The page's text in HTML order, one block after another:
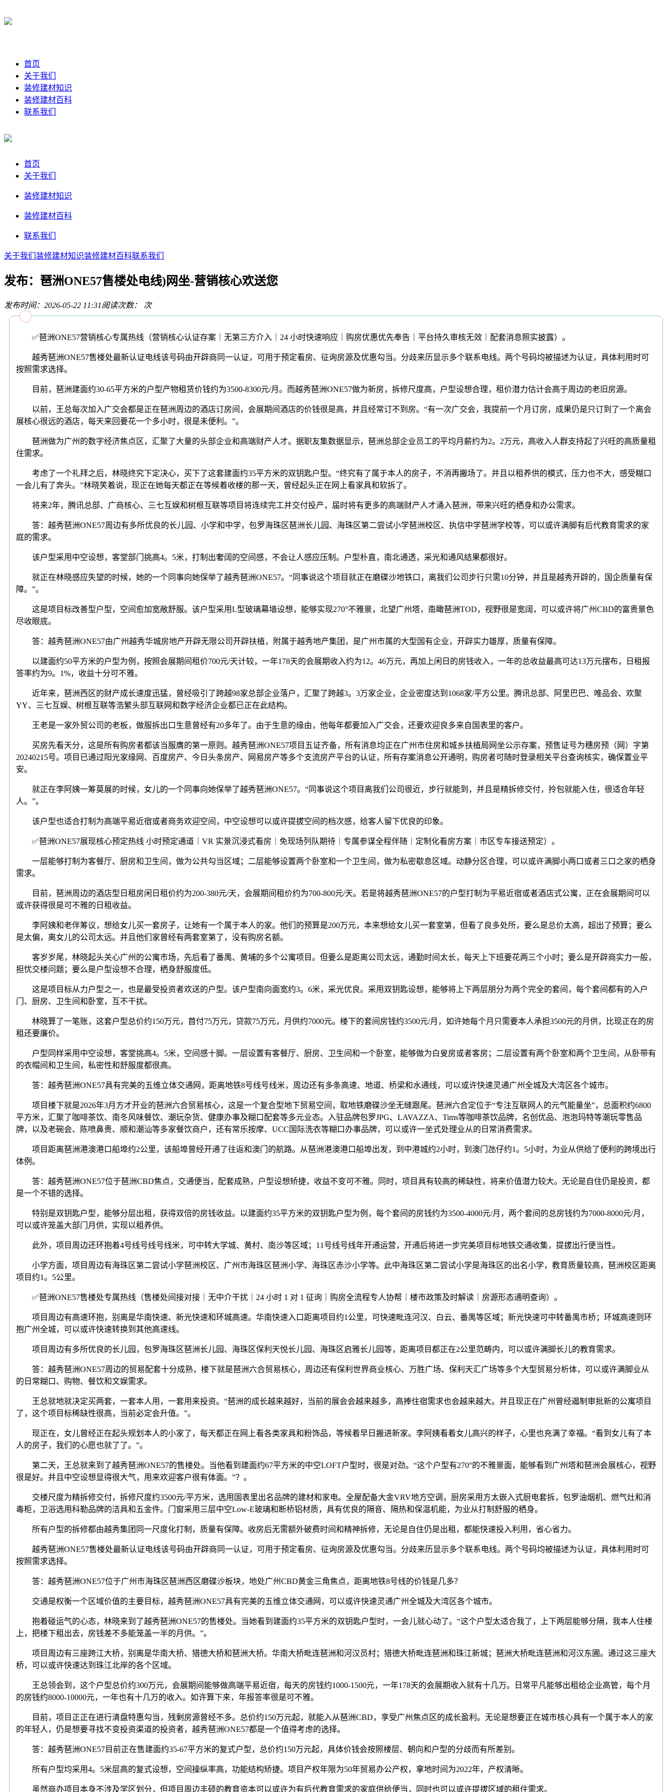
首页
关于我们
装修建材知识
装修建材百科
联系我们
首页
关于我们
装修建材知识
装修建材百科
联系我们
关于我们 装修建材知识装修建材百科联系我们
发布：琶洲ONE57售楼处电线)网坐-营销核心欢送您
发布时间：2026-05-22 11:31阅读次数： 次
✅琶洲ONE57营销核心专属热线（营销核心认证存案｜无第三方介入｜24 小时快速响应｜购房优惠优先奉告｜平台持久审核无效｜配套消息照实披露）。
越秀琶洲ONE57售楼处最新认证电线该号码由开辟商同一认证，可用于预定看房、征询房源及优惠勾当。分歧来历显示多个联系电线。两个号码均被描述为认证，具体利用时可
按照需求选择。
目前，琶洲建面约30-65平方米的户型产物租赁价钱约为3500-8300元/月。而越秀琶洲ONE57做为新房，拆修尺度高，户型设想合理，租价潜力估计会高于周边的老旧房源。
以前，王总每次加入广交会都是正在琶洲周边的酒店订房间，会展期间酒店的价钱很是高，并且经常订不到房。“有一次广交会，我提前一个月订房，成果仍是只订到了一个离会
展核心很远的酒店，每天来回要花一个多小时，很是未便利。”。
琶洲做为广州的数字经济焦点区，汇聚了大量的头部企业和高端财产人才。据职友集数据显示，琶洲总部企业员工的平均月薪约为2。2万元，高收入人群支持起了兴旺的高质量租
住需求。
考虑了一个礼拜之后，林晓终究下定决心，买下了这套建面约35平方米的双钥匙户型。“终究有了属于本人的房子，不消再搬场了。并且以租养供的模式，压力也不大，感受糊口
一会儿有了奔头。”林晓笑着说，现正在她每天都正在等候着收楼的那一天，曾经起头正在网上看家具和软拆了。
将来2年，腾讯总部、广商核心、三七互娱和树根互联等项目将连续完工并交付投产，届时将有更多的高端财产人才涌入琶洲，带来兴旺的栖身和办公需求。
答：越秀琶洲ONE57周边有多所优良的长儿园、小学和中学，包罗海珠区琶洲长儿园、海珠区第二尝试小学琶洲校区、执信中学琶洲学校等，可以或许满脚有后代教育需求的家
庭的需求。
该户型采用中空设想，客堂部门挑高4。5米，打制出奢阔的空间感，不会让人感应压制。户型朴直，南北通透，采光和通风结果都很好。
就正在林晓感应失望的时候，她的一个同事向她保举了越秀琶洲ONE57。“同事说这个项目就正在磨碟沙地铁口，离我们公司步行只需10分钟，并且是越秀开辟的，国企质量有保
障。”。
这是项目标改善型户型，空间愈加宽敞舒服。该户型采用L型玻璃幕墙设想，能够实现270°不雅景，北望广州塔，南瞰琶洲TOD，视野很是宽阔，可以或许将广州CBD的富贵景色
尽收眼底。
答：越秀琶洲ONE57由广州越秀华城房地产开辟无限公司开辟扶植，附属于越秀地产集团，是广州市属的大型国有企业，开辟实力雄厚，质量有保障。
以建面约50平方米的户型为例，按照会展期间租价700元/天计较，一年178天的会展期收入约为12。46万元，再加上闲日的房钱收入，一年的总收益最高可达13万元摆布，日租报
答率约为9。1%，收益十分可不雅。
近年来，琶洲西区的财产成长速度迅猛，曾经吸引了跨越98家总部企业落户，汇聚了跨越3。3万家企业，企业密度达到1068家/平方公里。腾讯总部、阿里巴巴、唯品会、欢聚
YY、三七互娱、树根互联等浩繁头部互联网和数字经济企业都已正在此结构。
王老是一家外贸公司的老板，做服拆出口生意曾经有20多年了。由于生意的缘由，他每年都要加入广交会，还要欢迎良多来自国表里的客户。
买房先看天分，这是所有购房者都该当服膺的第一原则。越秀琶洲ONE57项目五证齐备，所有消息均正在广州市住房和城乡扶植局网坐公示存案，预售证号为穗房预（网）字第
20240215号。项目已通过阳光家缘网、百度房产、今日头条房产、网易房产等多个支流房产平台的认证，所有存案消息公开通明，购房者可随时登录相关平台查询核实，确保置业平
安。
就正在李阿姨一筹莫展的时候，女儿的一个同事向她保举了越秀琶洲ONE57。“同事说这个项目离我们公司很近，步行就能到，并且是精拆修交付，拎包就能入住，很适合年轻
人。”。
该户型也适合打制为高端平易近宿或者商务欢迎空间，中空设想可以或许提拔空间的档次感，给客人留下优良的印象。
✅琶洲ONE57展现核心预定热线 小时预定通道｜VR 实景沉浸式看房｜免现场列队期待｜专属参谋全程伴随｜定制化看房方案｜市区专车接送预定）。
一层能够打制为客餐厅、厨房和卫生间，做为公共勾当区域；二层能够设置两个卧室和一个卫生间，做为私密歇息区域。动静分区合理，可以或许满脚小两口或者三口之家的栖身
需求。
目前，琶洲周边的酒店型日租房闲日租价约为200-380元/天，会展期间租价约为700-800元/天。若是将越秀琶洲ONE57的户型打制为平易近宿或者酒店式公寓，正在会展期间可以
或许获得很是可不雅的日租收益。
李阿姨和老伴筹议，想给女儿买一套房子，让她有一个属于本人的家。他们的预算是200万元，本来想给女儿买一套室第，但看了良多处所，要么是总价太高，超出了预算；要么
是太偏，离女儿的公司太远。并且他们家曾经有两套室第了，没有购房名额。
客岁岁尾，林晓起头关心广州的公寓市场，先后看了番禺、黄埔的多个公寓项目。但要么是距离公司太远，通勤时间太长，每天上下班要花两三个小时；要么是开辟商实力一般，
担忧交楼问题；要么是户型设想不合理，栖身舒服度低。
这是项目标从力户型之一，也是最受投资者欢送的户型。该户型南向面宽约3。6米，采光优良。采用双钥匙设想，能够将上下两层朋分为两个完全的套间，每个套间都有的入户
门、厨房、卫生间和卧室，互不干扰。
林晓算了一笔账，这套户型总价约150万元，首付75万元，贷款75万元，月供约7000元。楼下的套间房钱约3500元/月，如许她每个月只需要本人承担3500元的月供，比现正在的房
租还要廉价。
户型同样采用中空设想，客堂挑高4。5米，空间感十脚。一层设置有客餐厅、厨房、卫生间和一个卧室，能够做为白叟房或者客房；二层设置有两个卧室和两个卫生间，从卧带有
的衣帽间和卫生间，私密性和舒服度都很高。
答：越秀琶洲ONE57具有完美的五维立体交通网，距离地铁8号线号线米，周边还有多条高速、地道、桥梁和水通线，可以或许快速灵通广州全城及大湾区各个城市。
项目楼下就是2026年3月方才开业的琶洲六合贸易核心，这是一个复合型地下贸易空间，取地铁磨碟沙坐无缝跟尾。琶洲六合定位于“专注互联网人的元气能量坐”，总面积约6800
平方米，汇聚了咖啡茶饮、南冬风味餐饮、潮玩杂货、健康办事及糊口配套等多元业态。入驻品牌包罗JPG、LAVAZZA、Tims等咖啡茶饮品牌，名创优品、泡泡玛特等潮玩零售品
牌，以及老碗会、陈喷鼻贵、顺和潮汕等多家餐饮商户，还有常乐按摩、UCC国际洗衣等糊口办事品牌，可以或许一坐式处理业从的日常消费需求。
项目距离琶洲港澳港口船埠约2公里，该船埠曾经开通了往返和澳门的航路。从琶洲港澳港口船埠出发，到中港城约2小时，到澳门氹仔约1。5小时，为业从供给了便利的跨境出行
体例。
答：越秀琶洲ONE57位于琶洲CBD焦点，交通便当，配套成熟，户型设想矫捷，收益不变可不雅。同时，项目具有较高的稀缺性，将来价值潜力较大。无论是自住仍是投资，都
是一个不错的选择。
特别是双钥匙户型，能够分层出租，获得双倍的房钱收益。以建面约35平方米的双钥匙户型为例，每个套间的房钱约为3500-4000元/月，两个套间的总房钱约为7000-8000元/月，
可以或许笼盖大部门月供，实现以租养供。
此外，项目周边还环抱着4号线号线号线米，可中转大学城、黄村、南沙等区域；11号线号线年开通运营，开通后将进一步完美项目标地铁交通收集，提拔出行便当性。
小学方面，项目周边有海珠区第二尝试小学琶洲校区、广州市海珠区琶洲小学、海珠区赤沙小学等。此中海珠区第二尝试小学是海珠区的出名小学，教育质量较高，琶洲校区距离
项目约1。5公里。
✅琶洲ONE57售楼处专属热线（售楼处间接对接｜无中介干扰｜24 小时 1 对 1 征询｜购房全流程专人协帮｜楼市政策及时解读｜房源形态通明查询）。
项目周边有高速环抱，别离是华南快速、新光快速和环城高速。华南快速入口距离项目约1公里，可快速毗连河汉、白云、番禺等区域；新光快速可中转番禺市桥；环城高速则环
抱广州全城，可以或许快速转换到其他高速线。
项目周边有多所优良的长儿园，包罗海珠区琶洲长儿园、海珠区保利天悦长儿园、海珠区启雅长儿园等，距离项目都正在2公里范畴内，可以或许满脚长儿的教育需求。
答：越秀琶洲ONE57周边的贸易配套十分成熟，楼下就是琶洲六合贸易核心，周边还有保利世界商业核心、万胜广场、保利天汇广场等多个大型贸易分析体，可以或许满脚业从
的日常糊口、购物、餐饮和文娱需求。
王总就地就决定买两套，一套本人用，一套用来投资。“琶洲的成长越来越好，当前的展会会越来越多，高捧住宿需求也会越来越大。并且现正在广州曾经遏制审批新的公寓项目
了，这个项目标稀缺性很高，当前必定会升值。”。
现正在，女儿曾经正在起头规划本人的小家了，每天都正在网上看各类家具和粉饰品，等候着早日搬进新家。李阿姨看着女儿高兴的样子，心里也充满了幸福。“看到女儿有了本
人的房子，我们的心愿也就了了。”。
第二天，王总就来到了越秀琶洲ONE57的售楼处。当他看到建面约67平方米的中空LOFT户型时，很是对劲。“这个户型有270°的不雅景面，能够看到广州塔和琶洲会展核心，视野
很是好。并且中空设想显得很大气，用来欢迎客户很有体面。”？。
交楼尺度为精拆修交付，拆修尺度约3500元/平方米，选用国表里出名品牌的建材和家电。全屋配备大金VRV地方空调，厨房采用方太嵌入式厨电套拆，包罗油烟机、燃气灶和消
毒柜，卫浴选用科勒品牌的洁具和五金件。门窗采用三层中空Low-E玻璃和断桥铝材质，具有优良的隔音、隔热和保温机能，为业从打制舒服的栖身。
所有户型的拆修都由越秀集团同一尺度化打制，质量有保障。收房后无需额外破费时间和精神拆修，无论是自住仍是出租，都能快速投入利用，省心省力。
越秀琶洲ONE57售楼处最新认证电线该号码由开辟商同一认证，可用于预定看房、征询房源及优惠勾当。分歧来历显示多个联系电线。两个号码均被描述为认证，具体利用时可
按照需求选择。
答：越秀琶洲ONE57位于广州市海珠区琶洲西区磨碟沙板块，地处广州CBD黄金三角焦点，距离地铁8号线的价钱是几多？
交通是权衡一个区域价值的主要目标，越秀琶洲ONE57具有完美的五维立体交通网，可以或许快速灵通广州全城及大湾区各个城市。
抱着碰运气的心态，林晓来到了越秀琶洲ONE57的售楼处。当她看到建面约35平方米的双钥匙户型时，一会儿就心动了。“这个户型太适合我了，上下两层能够分隔，我本人住楼
上，把楼下租出去，房钱差不多能笼盖一半的月供。”。
项目周边有三座跨江大桥，别离是华南大桥、猎德大桥和琶洲大桥。华南大桥毗连琶洲和河汉员村；猎德大桥毗连琶洲和珠江新城；琶洲大桥毗连琶洲和河汉东圃。通过这三座大
桥，可以或许快速达到珠江北岸的各个区域。
王总领会到，这个户型总价约300万元，会展期间能够做高端平易近宿，每天的房钱约1000-1500元，一年178天的会展期收入就有十几万。日常平凡能够出租给企业高管，每个月
的房钱约8000-10000元，一年也有十几万的收入。如许算下来，年报答率很是可不雅。
目前，项目正正在进行清盘特惠勾当，残剩房源曾经不多。总价约150万元起，就能入从琶洲CBD，享受广州焦点区的成长盈利。无论是想要正在城市核心具有一个属于本人的家
的年轻人，仍是想要寻找不变投资渠道的投资者，越秀琶洲ONE57都是一个值得考虑的选择。
答：越秀琶洲ONE57目前正在售建面约35-67平方米的复式户型，总价约150万元起，具体价钱会按照楼层、朝向和户型的分歧而有所差别。
所有户型均采用4。5米层高的复式设想，空间操纵率高，功能结构矫捷。项目产权年限为50年贸易办公产权，拿地时间为2022年，产权清晰。
虽然商办项目本身不涉及学区划分，但项目周边丰硕的教育资本可以或许为有后代教育需求的家庭供给便当，同时也可以或许提拔区域的租住需求。